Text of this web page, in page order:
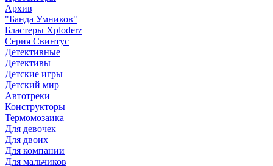
Архив
"Банда Умников"
Бластеры Xploderz
Cерия Свинтус
Детективные
Детективы
Детские игры
Детский мир
Автотреки
Конструкторы
Термомозаика
Для девочек
Для двоих
Для компании
Для мальчиков